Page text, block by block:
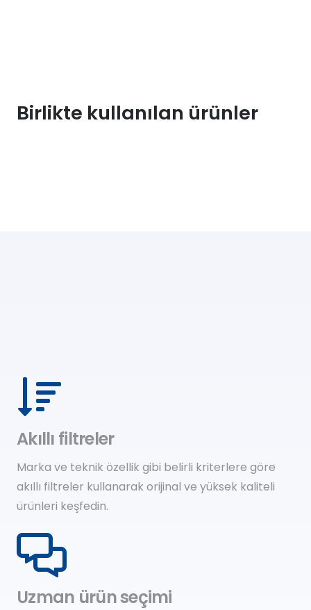
Birlikte kullanılan ürünler
Akıllı filtreler
Marka ve teknik özellik gibi belirli kriterlere göre
akıllı filtreler kullanarak orijinal ve yüksek kaliteli
ürünleri keşfedin.
Uzman ürün seçimi